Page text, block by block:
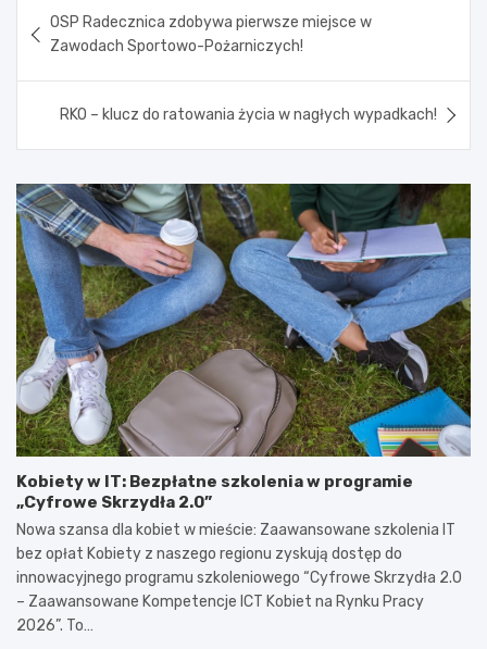
wpisu
OSP Radecznica zdobywa pierwsze miejsce w
Zawodach Sportowo-Pożarniczych!
RKO – klucz do ratowania życia w nagłych wypadkach!
Kobiety w IT: Bezpłatne szkolenia w programie
„Cyfrowe Skrzydła 2.0”
Nowa szansa dla kobiet w mieście: Zaawansowane szkolenia IT
bez opłat Kobiety z naszego regionu zyskują dostęp do
innowacyjnego programu szkoleniowego “Cyfrowe Skrzydła 2.0
– Zaawansowane Kompetencje ICT Kobiet na Rynku Pracy
2026”. To…